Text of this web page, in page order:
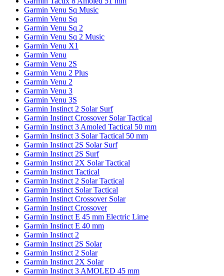
Garmin Venu Sq Music
Garmin Venu Sq
Garmin Venu Sq 2
Garmin Venu Sq 2 Music
Garmin Venu X1
Garmin Venu
Garmin Venu 2S
Garmin Venu 2 Plus
Garmin Venu 2
Garmin Venu 3
Garmin Venu 3S
Garmin Instinct 2 Solar Surf
Garmin Instinct Crossover Solar Tactical
Garmin Instinct 3 Amoled Tactical 50 mm
Garmin Instinct 3 Solar Tactical 50 mm
Garmin Instinct 2S Solar Surf
Garmin Instinct 2S Surf
Garmin Instinct 2X Solar Tactical
Garmin Instinct Tactical
Garmin Instinct 2 Solar Tactical
Garmin Instinct Solar Tactical
Garmin Instinct Crossover Solar
Garmin Instinct Crossover
Garmin Instinct E 45 mm Electric Lime
Garmin Instinct E 40 mm
Garmin Instinct 2
Garmin Instinct 2S Solar
Garmin Instinct 2 Solar
Garmin Instinct 2X Solar
Garmin Instinct 3 AMOLED 45 mm